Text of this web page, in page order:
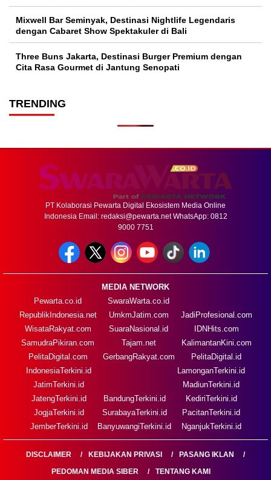
Mixwell Bar Seminyak, Destinasi Nightlife Legendaris
dengan Cabaret Show Spektakuler di Bali
Three Buns Jakarta, Destinasi Burger Premium dengan
Cita Rasa Gourmet di Jantung Senopati
TRENDING
PT Kolaborasi Pewarta Digital Ekosistem Media Online
Indonesia Email: redaksi@pewarta.netWhatsApp: 0812
9000 7751
MEDIA NETWORK
Pewarta.co.id
RepublikIndonesia.net
WisataRakyat.com
SamudraPikiran.com
PelitaDigital.com
SwaraWarta.co.id
UmkmJatim.com
SuaraNasional.id
Tajam.net
GerbangRakyat.com
JadiProfesional.com
IDNHits.com
KalimantanKini.com
PelitaDigital.id
IndonesiaTerkini.id
JatimTerkini.id
JatengTerkini.id
JogjaTerkini.id
JemberTerkini.id
BandungTerkini.id
SurabayaTerkini.id
BanyuwangiTerkini.id
LamonganTerkini.id
MadiunTerkini.id
KediriTerkini.id
PacitanTerkini.id
NganjukTerkini.id
DISCLAIMER KEBIJAKAN PRIVASI
PASANG IKLAN
PEDOMAN MEDIA SIBER
TENTANG KAMI